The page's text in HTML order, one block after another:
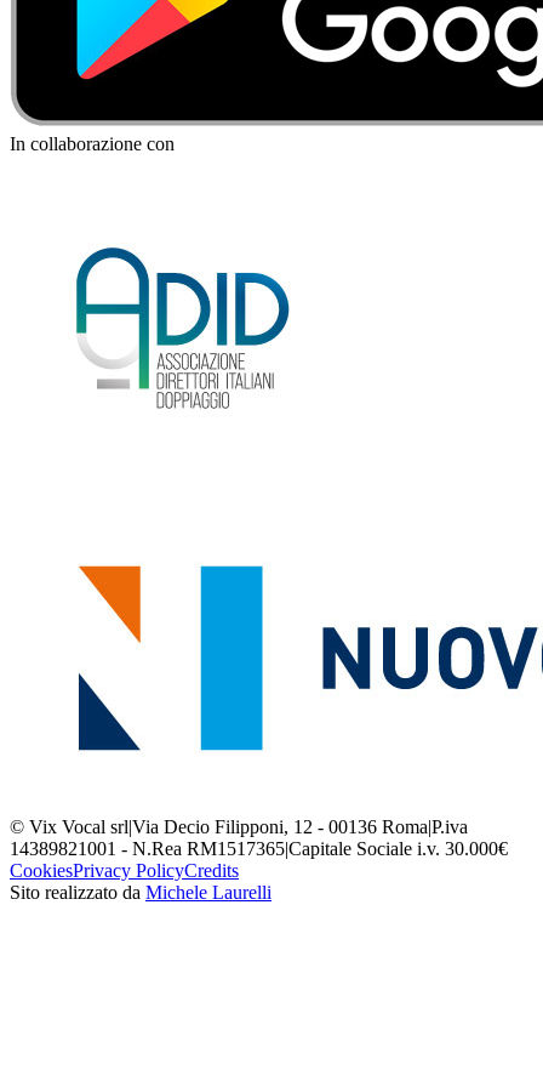
In collaborazione con
© Vix Vocal srl|Via Decio Filipponi, 12 - 00136 Roma|P.iva
14389821001 - N.Rea RM1517365|Capitale Sociale i.v. 30.000€
CookiesPrivacy PolicyCredits
Sito realizzato da Michele Laurelli